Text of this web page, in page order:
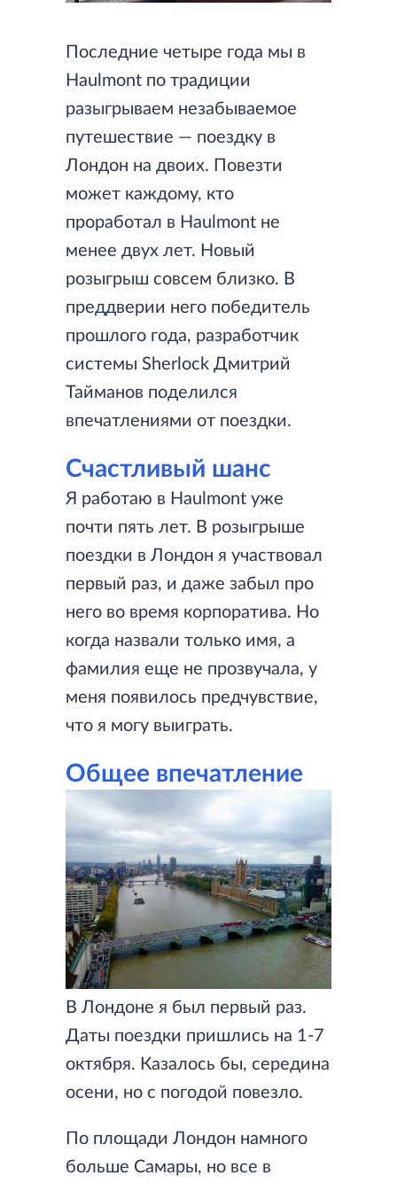
Последние четыре года мы в
Haulmont по традиции
разыгрываем незабываемое
путешествие — поездку в
Лондон на двоих. Повезти
может каждому, кто
проработал в Haulmont не
менее двух лет. Новый
розыгрыш совсем близко. В
преддверии него победитель
прошлого года, разработчик
системы Sherlock Дмитрий
Тайманов поделился
впечатлениями от поездки.
Счастливый шанс
Я работаю в Haulmont уже
почти пять лет. В розыгрыше
поездки в Лондон я участвовал
первый раз, и даже забыл про
него во время корпоратива. Но
когда назвали только имя, а
фамилия еще не прозвучала, у
меня появилось предчувствие,
что я могу выиграть.
Общее впечатление
В Лондоне я был первый раз.
Даты поездки пришлись на 1-7
октября. Казалось бы, середина
осени, но с погодой повезло.
По площади Лондон намного
больше Самары, но все в